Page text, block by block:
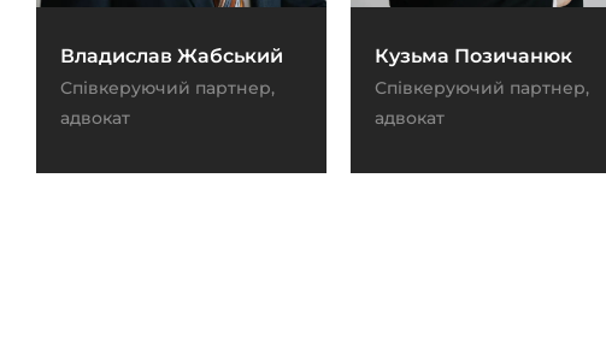
Владислав Жабський
Співкеруючий партнер,
адвокат
Кузьма Позичанюк
Співкеруючий партнер,
адвокат